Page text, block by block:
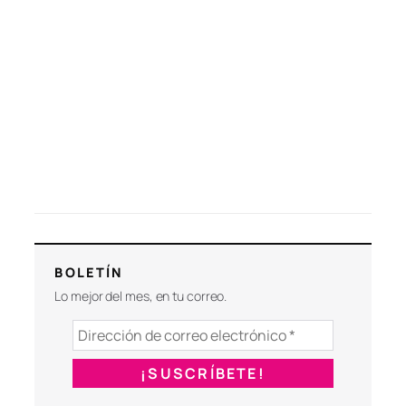
BOLETÍN
Lo mejor del mes, en tu correo.